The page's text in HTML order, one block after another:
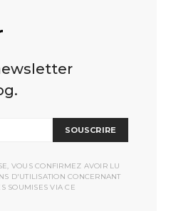
SOUSCRIRE
VOUS CONFIRMEZ AVOIR LU
D'UTILISATION CONCERNANT
SOUMISES VIA CE